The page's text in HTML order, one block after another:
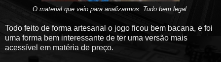
O material que veio para analizarmos. Tudo bem legal.
Todo feito de forma artesanal o jogo ficou bem bacana, e foi
uma forma bem interessante de ter uma versão mais
acessível em matéria de preço.